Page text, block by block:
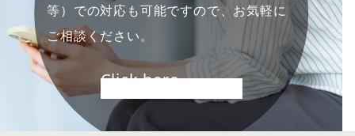
等）での対応も可能ですので、お気軽に
ご相談ください。
Click here